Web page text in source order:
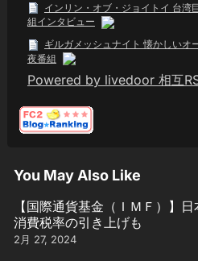
インリン・オブ・ジョイトイ 台湾
組インタビュー
ギルガメッシュナイト 懐かしいオ
夜番組
Powered by livedoor 相互
You May Also Like
【国際通貨基金（ＩＭＦ）】
消費税率の引き上げも
2月 27, 2024